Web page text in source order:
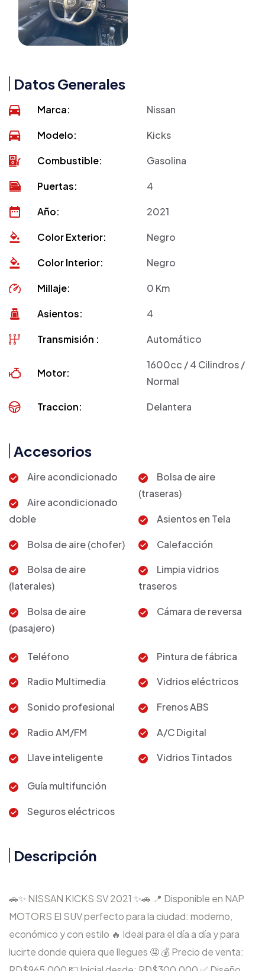
Datos Generales
Marca: Nissan
Modelo: Kicks
Combustible: Gasolina
Puertas: 4
Año: 2021
Color Exterior: Negro
Color Interior: Negro
Millaje: 0 Km
Asientos: 4
Transmisión : Automático
Motor:
1600cc / 4 Cilindros /
Normal
Traccion: Delantera
Accesorios
Aire acondicionado
Aire acondicionado
doble
Bolsa de aire (chofer)
Bolsa de aire
(laterales)
Bolsa de aire
(pasajero)
Bolsa de aire
(traseras)
Asientos en Tela
Calefacción
Limpia vidrios
traseros
Cámara de reversa
Teléfono
Radio Multimedia
Sonido profesional
Radio AM/FM
Llave inteligente
Pintura de fábrica
Vidrios eléctricos
Frenos ABS
A/C Digital
Vidrios Tintados
Guía multifunción
Seguros eléctricos
Descripción
🚗✨ NISSAN KICKS SV 2021 ✨🚗 📍 Disponible en NAP
MOTORS El SUV perfecto para la ciudad: moderno,
económico y con estilo 🔥 Ideal para el día a día y para
lucirte donde quiera que llegues 🤤 💰 Precio de venta: